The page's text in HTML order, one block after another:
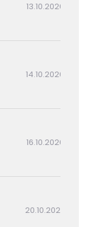
13.10.2026 16:00
14.10.2026 14:30
16.10.2026 16:00
20.10.2026 16:00